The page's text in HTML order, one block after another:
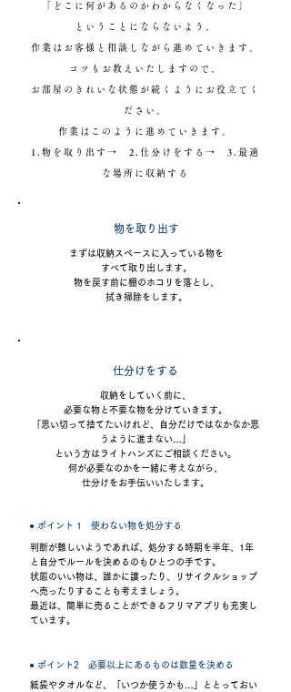
「どこに何があるのかわからなくなった」
ということにならないよう、
作業はお客様と相談しながら進めていきます。
コツもお教えいたしますので、
お部屋のきれいな状態が続くようにお役立てく
ださい。
作業はこのように進めていきます。
1.物を取り出す→ 2.仕分けをする→ 3.最適
な場所に収納する
物を取り出す
まずは収納スペースに入っている物を
すべて取り出します。
物を戻す前に棚のホコリを落とし、
拭き掃除をします。
仕分けをする
収納をしていく前に、
必要な物と不要な物を分けていきます。
「思い切って捨てたいけれど、自分だけではなかなか思
うように進まない…」
という方はライトハンズにご相談ください。
何が必要なのかを一緒に考えながら、
仕分けをお手伝いいたします。
● ポイント 1 使わない物を処分する
判断が難しいようであれば、処分する時期を半年、1年
と自分でルールを決めるのもひとつの手です。
状態のいい物は、誰かに譲ったり、リサイクルショップ
へ売ったりすることも考えましょう。
最近は、簡単に売ることができるフリマアプリも充実し
ています。
● ポイント2 必要以上にあるものは数量を決める
紙袋やタオルなど、「いつか使うかも…」ととっておい